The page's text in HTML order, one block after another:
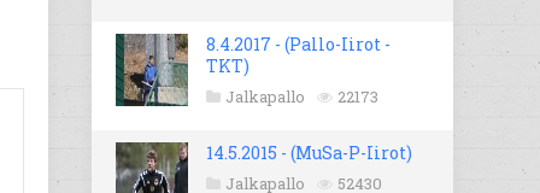
8.4.2017 - (Pallo-Iirot -
TKT)
Jalkapallo 22173
14.5.2015 - (MuSa-P-Iirot)
Jalkapallo 52430